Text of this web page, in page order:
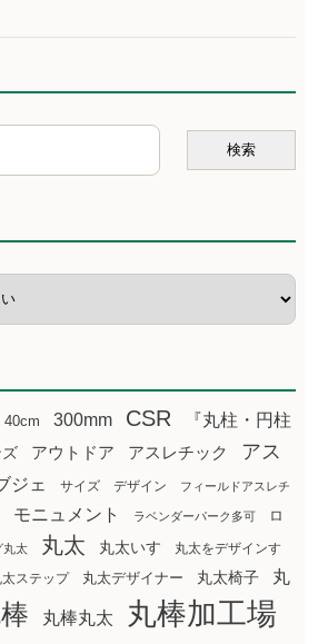
40cm 300mm CSR
『丸柱・円柱
アウトドア アスレチック
アス
ジェ サイズ デザイン フィールドアスレチ
モニュメント ラベンダーパーク多可
ロ
丸太 丸太 丸太いす
丸太をデザインす
太ステップ 丸太デザイナー 丸太椅子 丸
丸棒丸太 丸棒加工場